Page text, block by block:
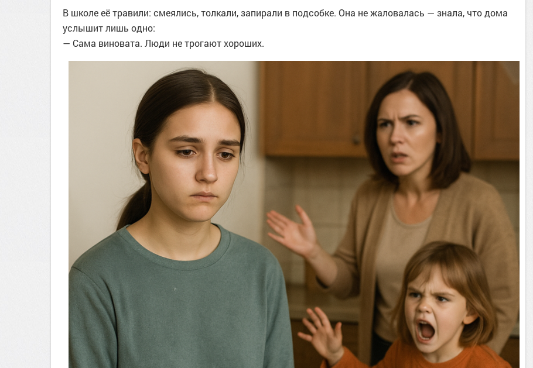
В школе её травили: смеялись, толкали, запирали в подсобке. Она не жаловалась — знала, что дома
услышит лишь одно:
— Сама виновата. Люди не трогают хороших.